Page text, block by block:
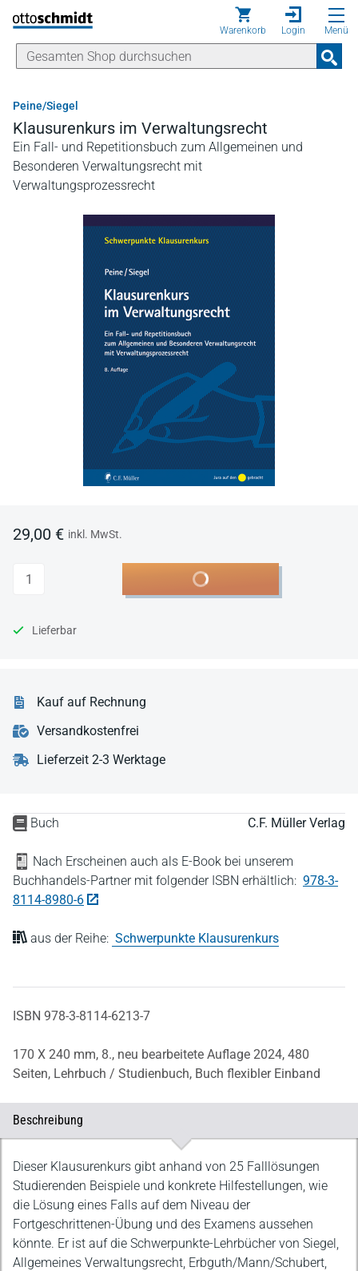
Direkt zum Inhalt
Warenkorb Login Menü
Peine/Siegel
Klausurenkurs im Verwaltungsrecht
Ein Fall- und Repetitionsbuch zum Allgemeinen und
Besonderen Verwaltungsrecht mit
Verwaltungsprozessrecht
Buch C.F. Müller Verlag
Nach Erscheinen auch als E-Book bei unserem
Buchhandels-Partner mit folgender ISBN erhältlich: 978-3-
8114-8980-6
aus der Reihe: Schwerpunkte Klausurenkurs
ISBN 978-3-8114-6213-7
170 X 240 mm, 8., neu bearbeitete Auflage 2024, 480
Seiten, Lehrbuch / Studienbuch, Buch flexibler Einband
29,00 € inkl. MwSt.
Anzahl In den Warenkorb
Lieferbar
Kauf auf Rechnung
Versandkostenfrei
Lieferzeit 2-3 Werktage
Beschreibung
Beschreibung
Dieser Klausurenkurs gibt anhand von 25 Falllösungen
Studierenden Beispiele und konkrete Hilfestellungen, wie
die Lösung eines Falls auf dem Niveau der
Fortgeschrittenen-Übung und des Examens aussehen
könnte. Er ist auf die Schwerpunkte-Lehrbücher von Siegel,
Allgemeines Verwaltungsrecht, Erbguth/Mann/Schubert,